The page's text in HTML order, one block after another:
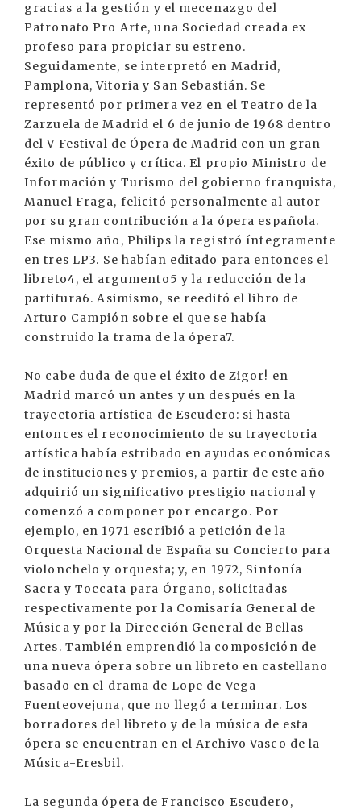
gracias a la gestión y el mecenazgo del
Patronato Pro Arte, una Sociedad creada ex
profeso para propiciar su estreno.
Seguidamente, se interpretó en Madrid,
Pamplona, Vitoria y San Sebastián. Se
representó por primera vez en el Teatro de la
Zarzuela de Madrid el 6 de junio de 1968 dentro
del V Festival de Ópera de Madrid con un gran
éxito de público y crítica. El propio Ministro de
Información y Turismo del gobierno franquista,
Manuel Fraga, felicitó personalmente al autor
por su gran contribución a la ópera española.
Ese mismo año, Philips la registró íntegramente
en tres LP3. Se habían editado para entonces el
libreto4, el argumento5 y la reducción de la
partitura6. Asimismo, se reeditó el libro de
Arturo Campión sobre el que se había
construido la trama de la ópera7.
No cabe duda de que el éxito de Zigor! en
Madrid marcó un antes y un después en la
trayectoria artística de Escudero: si hasta
entonces el reconocimiento de su trayectoria
artística había estribado en ayudas económicas
de instituciones y premios, a partir de este año
adquirió un significativo prestigio nacional y
comenzó a componer por encargo. Por
ejemplo, en 1971 escribió a petición de la
Orquesta Nacional de España su Concierto para
violonchelo y orquesta; y, en 1972, Sinfonía
Sacra y Toccata para Órgano, solicitadas
respectivamente por la Comisaría General de
Música y por la Dirección General de Bellas
Artes. También emprendió la composición de
una nueva ópera sobre un libreto en castellano
basado en el drama de Lope de Vega
Fuenteovejuna, que no llegó a terminar. Los
borradores del libreto y de la música de esta
ópera se encuentran en el Archivo Vasco de la
Música-Eresbil.
La segunda ópera de Francisco Escudero,